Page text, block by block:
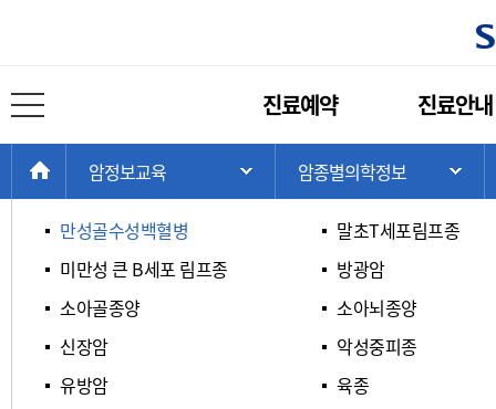
메
진료예약 진료안내
HOME
암정보교육 주 메뉴 목록 열기
암종별의학정보
ㅁ / ㅂ / ㅅ /
만성골수성백혈병
말초T세포림프종
미만성 큰 B세포 림프종
방광암
소아골종양
소아뇌종양
신장암
악성중피종
유방암
육종